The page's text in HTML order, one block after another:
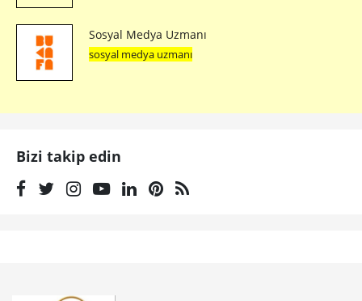
Sosyal Medya Uzmanı
sosyal medya uzmanı
Bizi takip edin